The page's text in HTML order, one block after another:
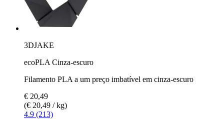
3DJAKE
ecoPLA Cinza-escuro
Filamento PLA a um preço imbatível em cinza-escuro
€ 20,49
(€ 20,49 / kg)
4.9 (213)